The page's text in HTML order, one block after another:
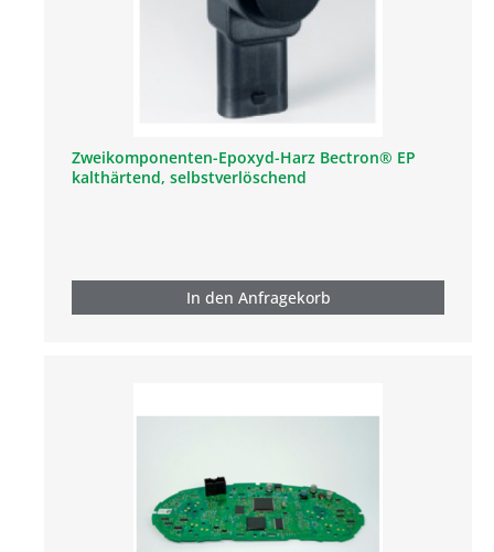
Zweikomponenten-Epoxyd-Harz Bectron® EP
kalthärtend, selbstverlöschend
In den Anfragekorb